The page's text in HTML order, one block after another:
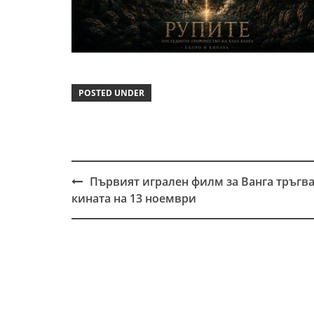
POSTED UNDER
Post
Първият игрален филм за Ванга
кината на 13 ноември